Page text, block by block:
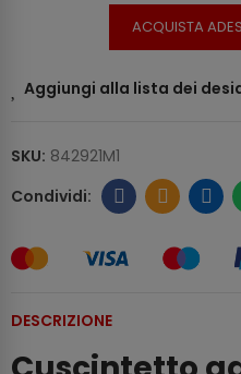
ACQUISTA
Aggiungi alla lista dei
SKU: 842921M1
DESCRIZIONE